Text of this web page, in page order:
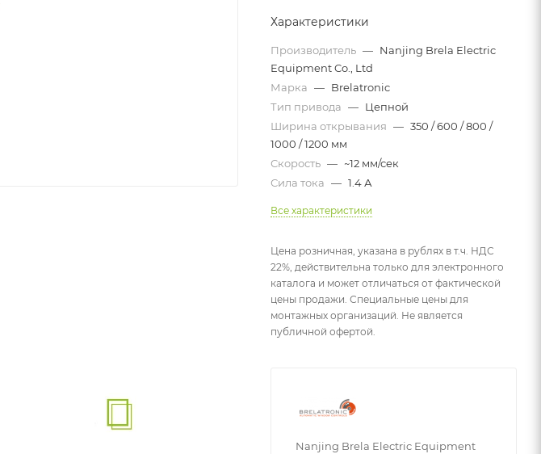
Характеристики
Производитель — Nanjing Brela Electric
Equipment Co., Ltd
Марка — Brelatronic
Тип привода — Цепной
Ширина открывания — 350 / 600 / 800 /
1000 / 1200 мм
Скорость — ~12 мм/сек
Сила тока — 1.4 А
Все характеристики
Цена розничная, указана в рублях в т.ч. НДС
22%, действительна только для электронного
каталога и может отличаться от фактической
цены продажи. Специальные цены для
монтажных организаций. Не является
публичной офертой.
Nanjing Brela Electric Equipment